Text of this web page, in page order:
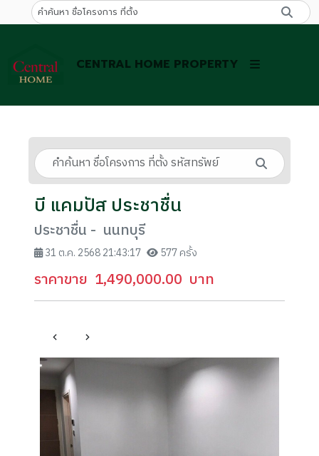
CENTRAL HOME PROPERTY
บี แคมปัส ประชาชื่น
ประชาชื่น - นนทบุรี
31 ต.ค. 2568 21:43:17 577 ครั้ง
ราคาขาย 1,490,000.00 บาท